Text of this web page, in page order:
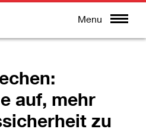
Menu
auf, mehr
zu